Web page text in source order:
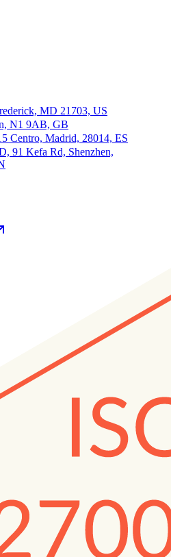
MD 21703, US
N1 9AB, GB
Centro, Madrid, 28014, ES
91 Kefa Rd, Shenzhen,